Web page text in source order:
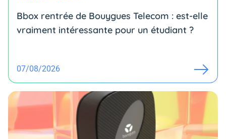
Bbox rentrée de Bouygues Telecom : est-elle
vraiment intéressante pour un étudiant ?
07/08/2026